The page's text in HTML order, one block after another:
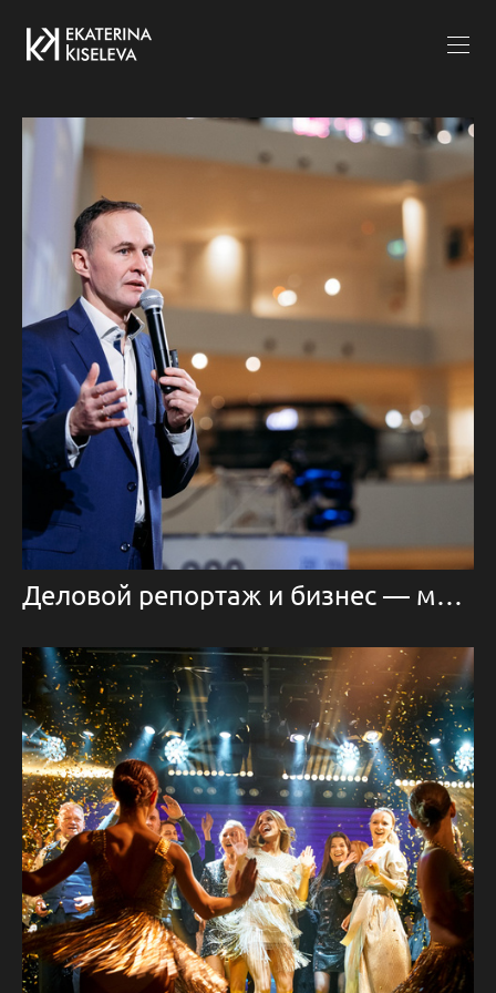
Деловой репортаж и бизнес — мероприятия